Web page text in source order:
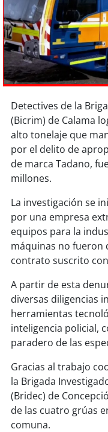
soychile
soyarica
soyiquique
soycalama
soyantofagasta
soycopiapó
soyvalparaíso
soyquillota
soysanantonio
soychillán
soysancarlos
soytalcahuano
soy concepción
soycoronel
Detectives de la
(Bicrim) de Calama
alto tonelaje que
por el delito de
de marca Tadano,
millones.
La investigación se
por una empresa
equipos para la
máquinas no fueron
contrato suscrito
A partir de esta
diversas diligencias
herramientas
inteligencia policial,
paradero de las
Gracias al trabajo
la Brigada
(Bridec) de
de las cuatro grúas
comuna.